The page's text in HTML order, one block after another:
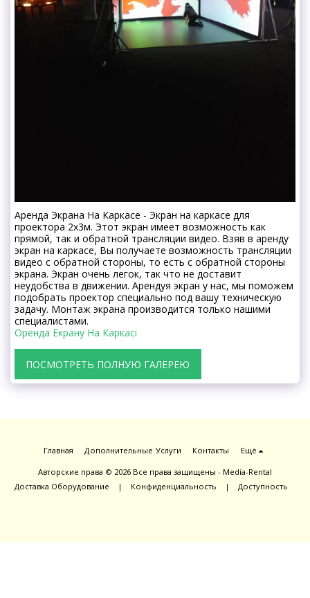
Аренда Экрана На Каркасе - Экран на каркасе для
проектора 2х3м. Этот экран имеет возможность как
прямой, так и обратной трансляции видео. Взяв в аренду
экран на каркасе, Вы получаете возможность трансляции
видео с обратной стороны, то есть с обратной стороны
экрана. Экран очень легок, так что не доставит
неудобства в движении. Арендуя экран у нас, мы поможем
подобрать проектор специально под вашу техническую
задачу. Монтаж экрана производится только нашими
специалистами.
Оренда Екрану На Каркасі
ПОСМОТРЕТЬ ПОЛНУЮ ГАЛЕРЕЮ
Главная Дополнительные Услуги Контакты Ещё
Авторские права © 2026 Все права защищены - Media-Rental
Доставка Оборудование | Конфиденциальность | Доступность